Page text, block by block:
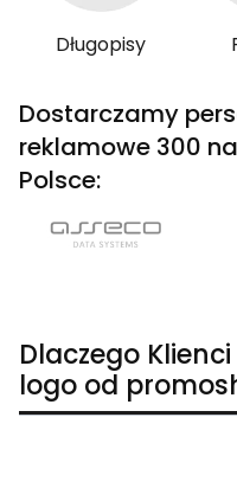
Długopisy
Dostarczamy
reklamowe 300
Polsce:
Dlaczego
logo od